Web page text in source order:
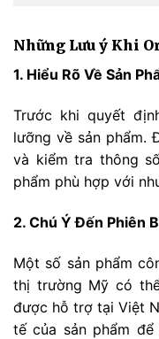
Những Lưu ý Khi
1. Hiểu Rõ Về Sản
Trước khi quyết
lưỡng về sản phẩm.
và kiểm tra thông
phẩm phù hợp với
2. Chú Ý Đến Phiên
Một số sản phẩm
thị trường Mỹ có
được hỗ trợ tại Việt
tế của sản phẩm